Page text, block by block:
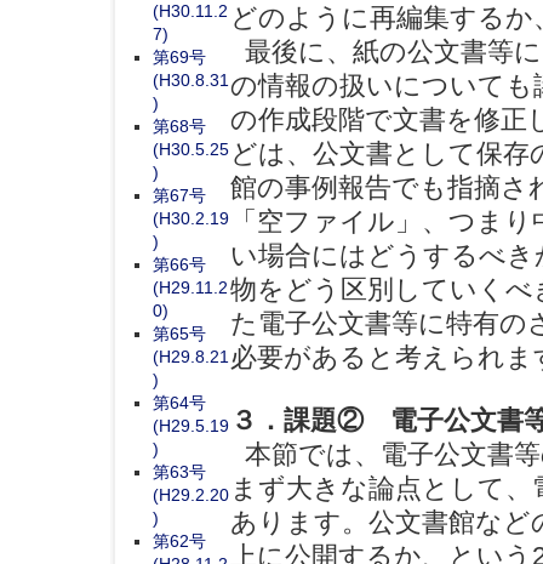
どのように再編集する
最後に、紙の公文書等
の情報の扱いについても
の作成段階で文書を修
どは、公文書として保
館の事例報告でも指摘さ
「空ファイル」、つま
い場合にはどうするべ
物をどう区別していく
た電子公文書等に特有の
必要があると考えられま
３．課題② 電子公文書
本節では、電子公文書
まず大きな論点として
あります。公文書館な
上に公開するか、とい
(H30.11.2
7)
第69号
(H30.8.31
)
第68号
(H30.5.25
)
第67号
(H30.2.19
)
第66号
(H29.11.2
0)
第65号
(H29.8.21
)
第64号
(H29.5.19
)
第63号
(H29.2.20
)
第62号